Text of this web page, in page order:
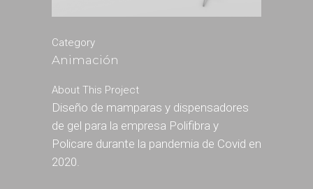
Category
Animación
About This Project
Diseño de mamparas y dispensadores
de gel para la empresa Polifibra y
Policare durante la pandemia de Covid en
2020.